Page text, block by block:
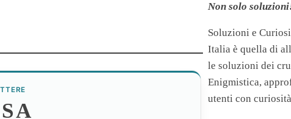
Non solo
Soluzioni e
Italia è quella di
le soluzioni dei
Enigmistica,
utenti con